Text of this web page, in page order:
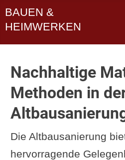
BAUEN &
HEIMWERKEN
Nachhaltige
Methoden in
Die Altbausanierung
hervorragende